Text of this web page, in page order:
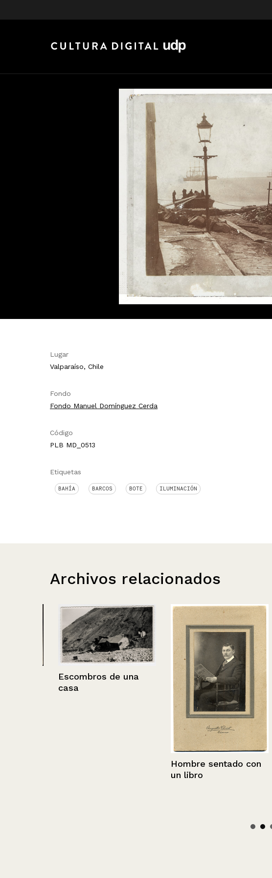
Lugar
Valparaíso, Chile
Fondo
Fondo Manuel Domínguez Cerda
Código
PLB MD_0513
Etiquetas
BAHÍA BARCOS BOTE ILUMINACIÓN
Archivos relacionados
Escombros de una
casa
Hombre sentado con
un libro